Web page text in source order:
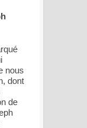
nous
dont
de